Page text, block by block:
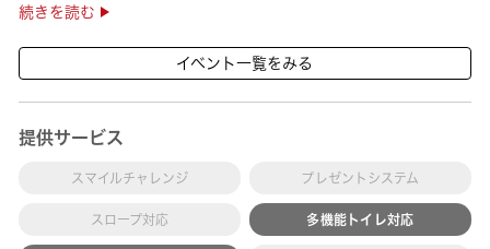
さらに、鹿児島で育った高級魚【鹿児島県産活〆かんぱち】など
続きを読む
イベント一覧をみる
提供サービス
スマイルチャレンジ プレゼントシステム
スロープ対応 多機能トイレ対応